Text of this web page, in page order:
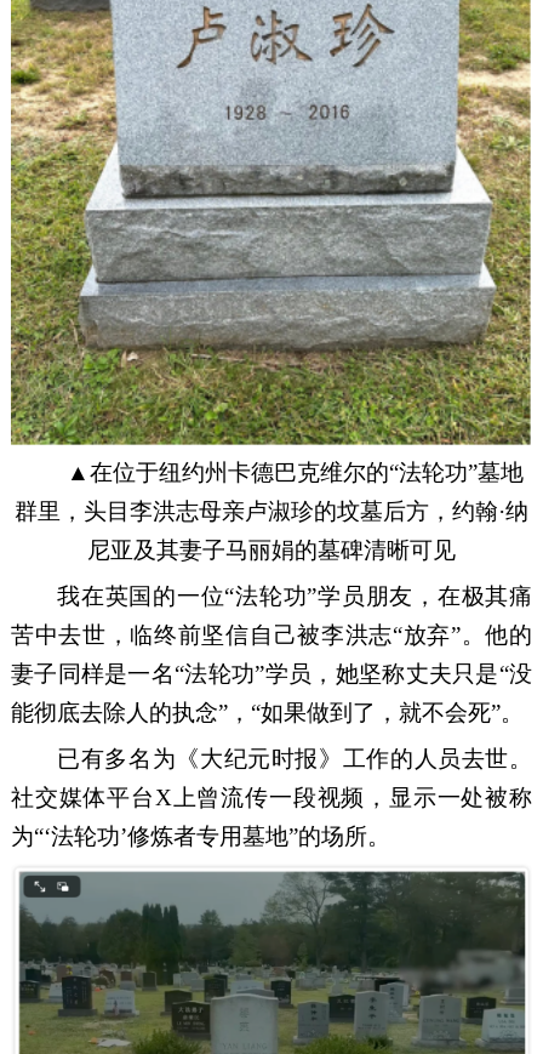
▲在位于纽约州卡德巴克维尔的“法轮功”墓地
群里，头目李洪志母亲卢淑珍的坟墓后方，约翰·纳
尼亚及其妻子马丽娟的墓碑清晰可见
我在英国的一位“法轮功”学员 朋友，在极其痛
苦中去世， 临终前坚信自己被李洪志“放弃”。他的
妻子同样是一名“法轮功”学员，她坚称丈夫只是“没
能彻底去除人的执念”， “如果做到了，就不会死”。
已有多名为《大纪元时报》工作的人 员去世。
社交媒体平台X上曾流传一段视频， 显示一处被称
为“‘法轮功’修炼者专用墓地”的场所。